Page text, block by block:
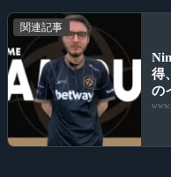
関連記事
得
の